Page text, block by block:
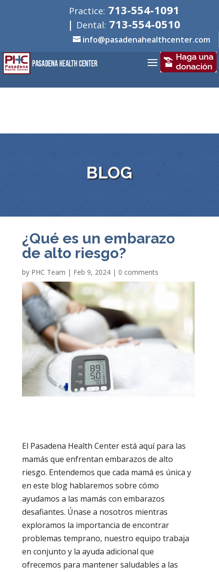
Practice: 713-554-1091
| Dental: 713-554-0510
info@pasadenahealthcenter.com
BLOG
¿Qué es un embarazo
de alto riesgo?
by PHC Team | Feb 9, 2024| 0 comments
El Pasadena Health Center está aquí para las
mamás que enfrentan embarazos de alto
riesgo. Entendemos que cada mamá es única y
en este blog hablaremos sobre cómo
ayudamos a las mamás con embarazos
desafiantes. Únase a nosotros mientras
exploramos la importancia de encontrar
problemas temprano, nuestro equipo trabaja
en conjunto y la ayuda adicional que
ofrecemos para mantener saludables a las